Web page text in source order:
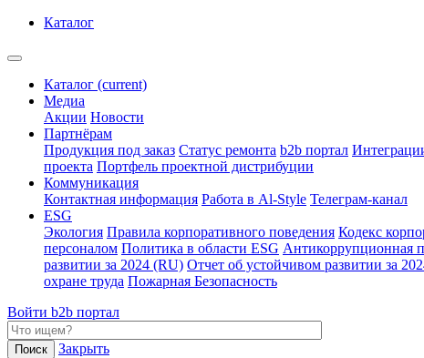
Каталог
Каталог (current)
Медиа
Акции Новости
Партнёрам
Продукция под заказ Статус ремонта b2b портал
проекта Портфель проектной дистрибуции
Коммуникация
Контактная информация Работа в Al-Style Телеграм-канал
ESG
Экология Правила корпоративного поведения Кодекс
персоналом Политика в области ESG Антикоррупционная
развитии за 2024 (RU) Отчет об устойчивом развитии за
охране труда Пожарная Безопасность
Войти b2b портал
Закрыть